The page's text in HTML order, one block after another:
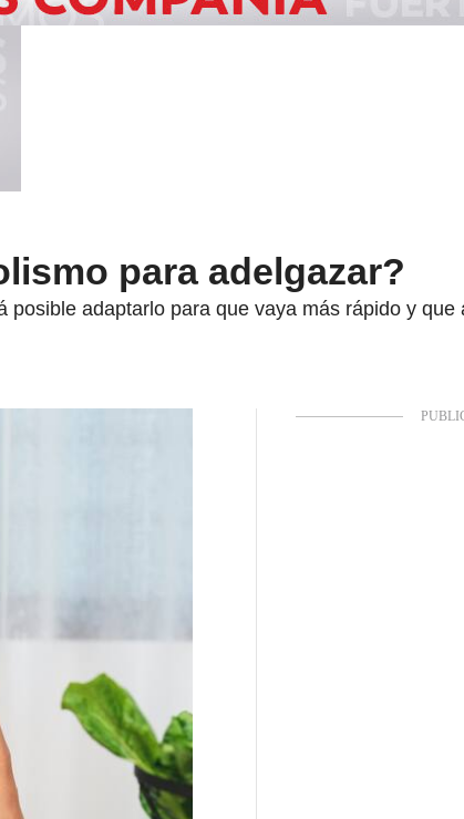
para adelgazar?
adaptarlo para que vaya más rápido y que